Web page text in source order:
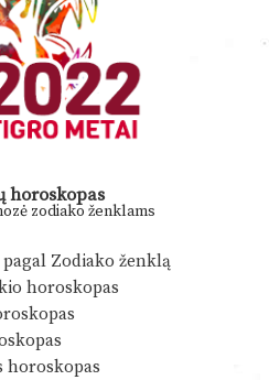
horoskopas
zodiako ženklams
Zodiako ženklą
horoskopas
horoskopas